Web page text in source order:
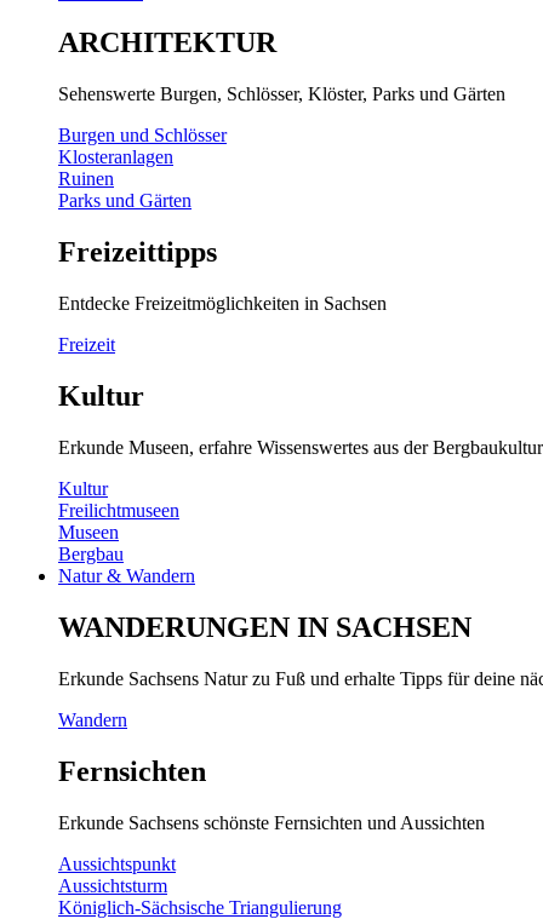
ARCHITEKTUR
Sehenswerte Burgen, Schlösser, Klöster, Parks und Gärten
Burgen und Schlösser
Klosteranlagen
Ruinen
Parks und Gärten
Freizeittipps
Entdecke Freizeitmöglichkeiten in Sachsen
Freizeit
Kultur
Erkunde Museen, erfahre Wissenswertes aus der
Kultur
Freilichtmuseen
Museen
Bergbau
Natur & Wandern
WANDERUNGEN IN SACHSEN
Erkunde Sachsens Natur zu Fuß und erhalte Tipps für deine
Wandern
Fernsichten
Erkunde Sachsens schönste Fernsichten und Aussichten
Aussichtspunkt
Aussichtsturm
Königlich-Sächsische Triangulierung